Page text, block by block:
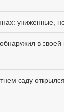
униженные,
в своей
саду